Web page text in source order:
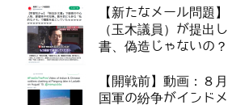
【新たなメール問題
（玉木議員）が提出
書、偽造じゃないの？
【開戦前】動画：８
国軍の紛争がインド